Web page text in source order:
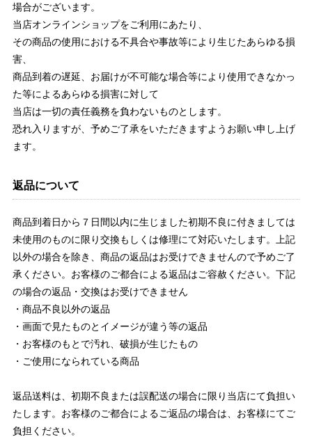
場合がございます。
当店オンラインショップをご利用にあたり、
その商品の使用における不具合や事故等により生じたあらゆる損
害、
商品到着の遅延、お届けが不可能な場合等により使用できなかっ
た等によるあらゆる損害に対して
当店は一切の責任義務を負わないものとします。
恐れ入りますが、予めご了承をいただきますようお願い申し上げ
ます。
返品について
商品到着日から７日間以内に生じました初期不良に付きましては
未使用のものに限り交換もしくは修理にて対応いたします。上記
以外の場合を除き、商品の返品はお受けできませんので予めご了
承ください。お客様のご都合による返品はご容赦ください。下記
の場合の返品・交換はお受けできません
・商品不良以外の返品
・画面で見たものとイメージが違う等の返品
・お客様のもとで汚れ、破損が生じたもの
・ご使用になられている商品
返品送料は、初期不良または誤配送の場合に限り当店にて負担い
たします。お客様のご都合によるご返品の場合は、お客様にてご
負担ください。